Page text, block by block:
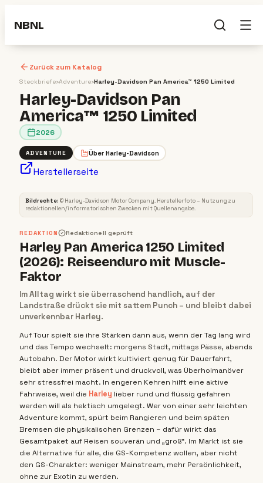
NBNL
Zurück zum Katalog
Steckbriefe›Adventure›Harley-Davidson Pan America™ 1250 Limited
Harley-Davidson Pan
America™ 1250 Limited
2026
ADVENTURE Über Harley-Davidson
Herstellerseite
ADVENTURE 2026
Bildrechte: © Harley-Davidson Motor Company. Herstellerfoto – Nutzung zu
redaktionellen/informatorischen Zwecken mit Quellenangabe.
REDAKTION Redaktionell geprüft
Harley Pan America 1250 Limited
(2026): Reiseenduro mit Muscle-
Faktor
Im Alltag wirkt sie überraschend handlich, auf der
Landstraße drückt sie mit sattem Punch – und bleibt dabei
unverkennbar Harley.
Auf Tour spielt sie ihre Stärken dann aus, wenn der Tag lang wird
und das Tempo wechselt: morgens Stadt, mittags Pässe, abends
Autobahn. Der Motor wirkt kultiviert genug für Dauerfahrt,
bleibt aber immer präsent und druckvoll, was Überholmanöver
sehr stressfrei macht. In engeren Kehren hilft eine aktive
Fahrweise, weil die Harley lieber rund und flüssig gefahren
werden will als hektisch umgelegt. Wer von einer sehr leichten
Adventure kommt, spürt beim Rangieren und beim späten
Bremsen die physikalischen Grenzen – dafür wirkt das
Gesamtpaket auf Reisen souverän und „groß“. Im Markt ist sie
die Alternative für alle, die GS-Kompetenz wollen, aber nicht
den GS-Charakter: weniger Mainstream, mehr Persönlichkeit,
ohne zur Exotin zu werden.